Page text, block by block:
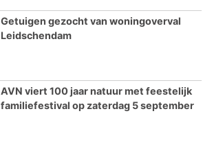
Getuigen gezocht van woningoverval
Leidschendam
AVN viert 100 jaar natuur met feestelijk
familiefestival op zaterdag 5 september